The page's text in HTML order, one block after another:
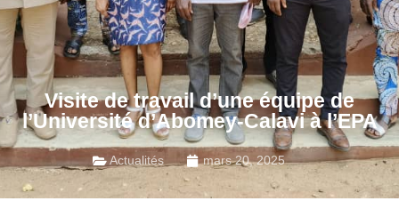
Visite de travail d’une équipe de
l’Université d’Abomey-Calavi à l’EPA
Actualités mars 20, 2025